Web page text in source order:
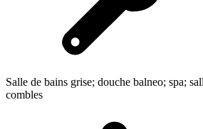
Salle de bains grise; douche balneo; spa;
combles